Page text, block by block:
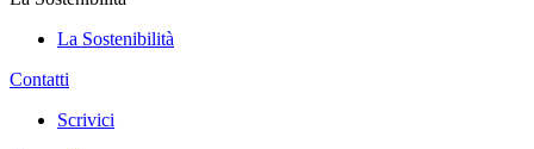
La Sostenibilità
Contatti
Scrivici